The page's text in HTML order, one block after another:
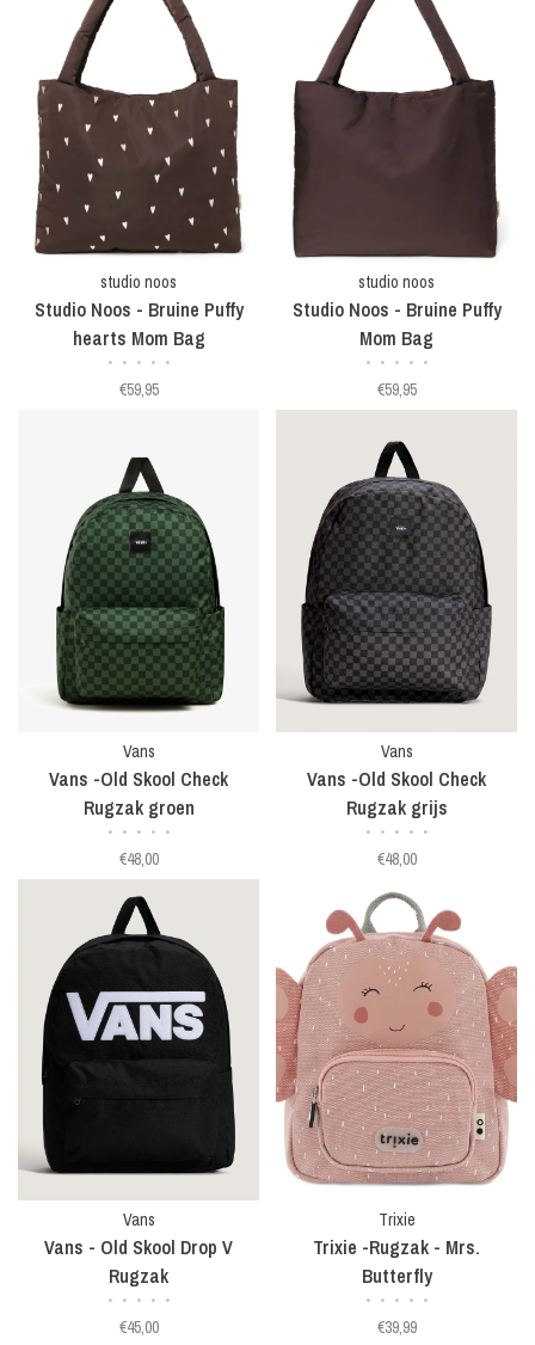
studio noos
Studio Noos - Bruine Puffy
hearts Mom Bag
• • • • •
€59,95
studio noos
Studio Noos - Bruine Puffy
Mom Bag
• • • • •
€59,95
Vans
Vans -Old Skool Check
Rugzak groen
• • • • •
€48,00
Vans
Vans -Old Skool Check
Rugzak grijs
• • • • •
€48,00
Vans
Vans - Old Skool Drop V
Rugzak
• • • • •
€45,00
Trixie
Trixie -Rugzak - Mrs.
Butterfly
• • • • •
€39,99